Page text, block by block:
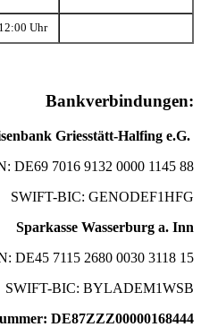
Uhr
Bankverbindungen:
Griesstätt-Halfing e.G.
DE69 7016 9132 0000 1145 88
SWIFT-BIC: GENODEF1HFG
Sparkasse Wasserburg a. Inn
DE45 7115 2680 0030 3118 15
SWIFT-BIC: BYLADEM1WSB
DE87ZZZ00000168444